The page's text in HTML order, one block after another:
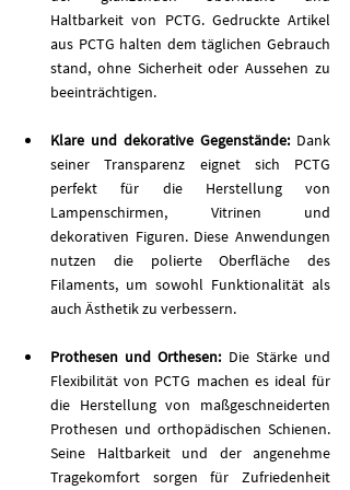
Haltbarkeit von PCTG. Gedruckte Artikel
aus PCTG halten dem täglichen Gebrauch
stand, ohne Sicherheit oder Aussehen zu
beeinträchtigen.
Klare und dekorative Gegenstände: Dank
seiner Transparenz eignet sich PCTG
perfekt für die Herstellung von
Lampenschirmen, Vitrinen und
dekorativen Figuren. Diese Anwendungen
nutzen die polierte Oberfläche des
Filaments, um sowohl Funktionalität als
auch Ästhetik zu verbessern.
Prothesen und Orthesen: Die Stärke und
Flexibilität von PCTG machen es ideal für
die Herstellung von maßgeschneiderten
Prothesen und orthopädischen Schienen.
Seine Haltbarkeit und der angenehme
Tragekomfort sorgen für Zufriedenheit